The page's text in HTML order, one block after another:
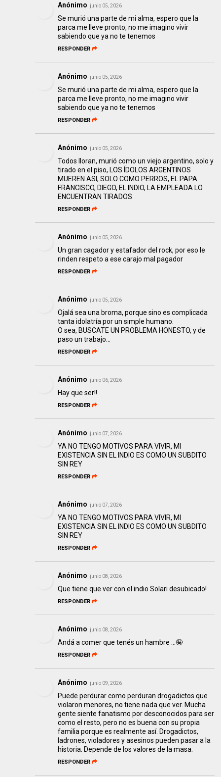
Anónimo junio 05, 2026
Se murió una parte de mi alma, espero que la
parca me lleve pronto, no me imagino vivir
sabiendo que ya no te tenemos
RESPONDER
Anónimo junio 05, 2026
Se murió una parte de mi alma, espero que la
parca me lleve pronto, no me imagino vivir
sabiendo que ya no te tenemos
RESPONDER
Anónimo junio 05, 2026
Todos lloran, murió como un viejo argentino, solo y
tirado en el piso, LOS ÍDOLOS ARGENTINOS
MUEREN ASI, SOLO COMO PERROS, EL PAPA
FRANCISCO, DIEGO, EL INDIO, LA EMPLEADA LO
ENCUENTRAN TIRADOS
RESPONDER
Anónimo junio 05, 2026
Un gran cagador y estafador del rock, por eso le
rinden respeto a ese carajo mal pagador
RESPONDER
Anónimo junio 05, 2026
Ojalá sea una broma, porque sino es complicada
tanta idolatría por un simple humano.
O sea, BUSCATE UN PROBLEMA HONESTO, y de
paso un trabajo...
RESPONDER
Anónimo junio 06, 2026
Hay que ser!!
RESPONDER
Anónimo junio 07, 2026
YA NO TENGO MOTIVOS PARA VIVIR, MI
EXISTENCIA SIN EL INDIO ES COMO UN SUBDITO
SIN REY
RESPONDER
Anónimo junio 07, 2026
YA NO TENGO MOTIVOS PARA VIVIR, MI
EXISTENCIA SIN EL INDIO ES COMO UN SUBDITO
SIN REY
RESPONDER
Anónimo junio 08, 2026
Que tiene que ver con el indio Solari desubicado!
RESPONDER
Anónimo junio 08, 2026
Andá a comer que tenés un hambre ...🤪
RESPONDER
Anónimo junio 09, 2026
Puede perdurar como perduran drogadictos que
violaron menores, no tiene nada que ver. Mucha
gente siente fanatismo por desconocidos para ser
como el resto, pero no es buena con su propia
familia porque es realmente así. Drogadictos,
ladrones, violadores y asesinos pueden pasar a la
historia. Depende de los valores de la masa.
RESPONDER